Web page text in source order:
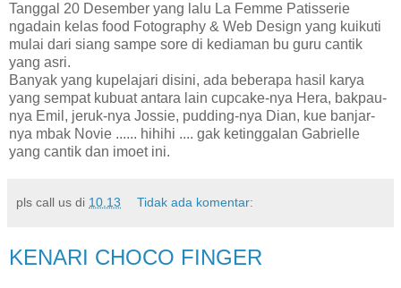
Tanggal 20 Desember yang lalu La Femme Patisserie
ngadain kelas food Fotography & Web Design yang kuikuti
mulai dari siang sampe sore di kediaman bu guru cantik
yang asri.
Banyak yang kupelajari disini, ada beberapa hasil karya
yang sempat kubuat antara lain cupcake-nya Hera, bakpau-
nya Emil, jeruk-nya Jossie, pudding-nya Dian, kue banjar-
nya mbak Novie ...... hihihi .... gak ketinggalan Gabrielle
yang cantik dan imoet ini.
pls call us di 10.13 Tidak ada komentar:
KENARI CHOCO FINGER